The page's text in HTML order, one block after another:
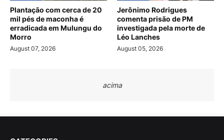
Plantação com cerca de 20
mil pés de maconha é
erradicada em Mulungu do
Morro
August 07, 2026
Jerônimo Rodrigues
comenta prisão de PM
investigada pela morte de
Léo Lanches
August 05, 2026
acima